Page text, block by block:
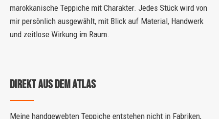
marokkanische Teppiche mit Charakter. Jedes Stück wird von
mir persönlich ausgewählt, mit Blick auf Material, Handwerk
und zeitlose Wirkung im Raum.
DIREKT AUS DEM ATLAS
Meine handgewebten Teppiche entstehen nicht in Fabriken,